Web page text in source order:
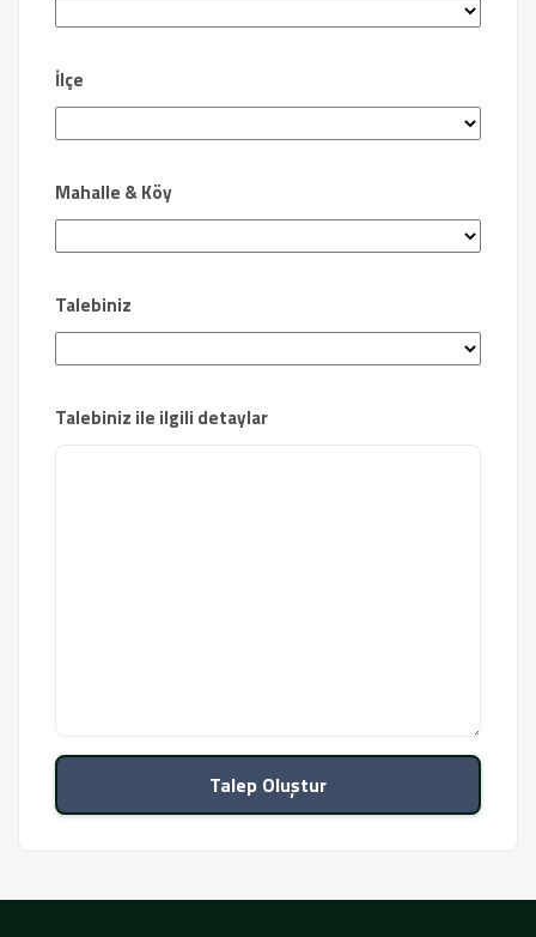
İlçe
Mahalle & Köy
Talebiniz
Talebiniz ile ilgili detaylar
Talep Oluştur